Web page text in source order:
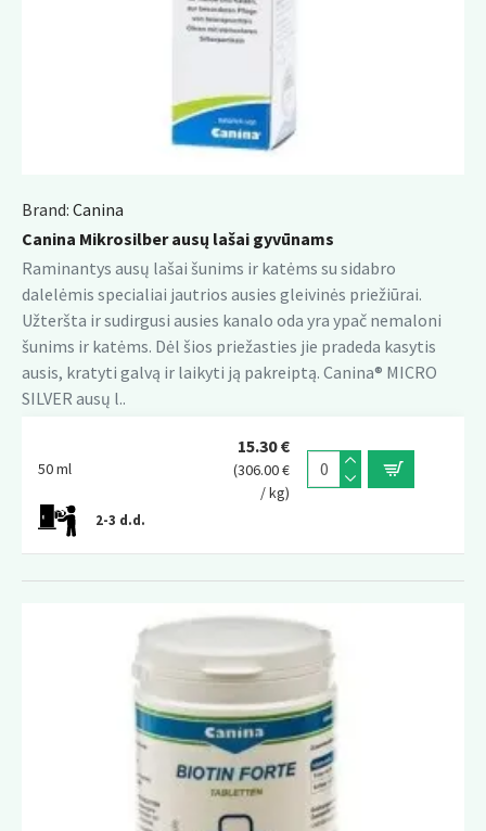
Brand: Canina
Canina Mikrosilber ausų lašai gyvūnams
Raminantys ausų lašai šunims ir katėms su sidabro
dalelėmis specialiai jautrios ausies gleivinės priežiūrai.
Užteršta ir sudirgusi ausies kanalo oda yra ypač nemaloni
šunims ir katėms. Dėl šios priežasties jie pradeda kasytis
ausis, kratyti galvą ir laikyti ją pakreiptą. Canina® MICRO
SILVER ausų l..
50 ml
2-3 d.d.
15.30 €
(306.00 €
/ kg)